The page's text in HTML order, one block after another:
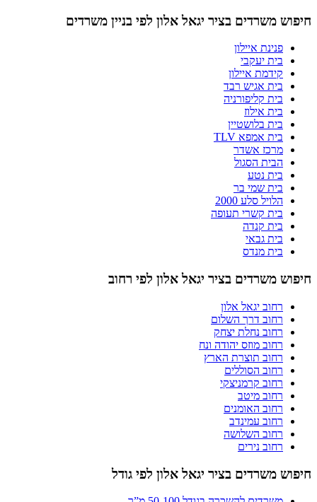
חיפוש משרדים בציר יגאל אלון לפי בניין משרדים
פנינת איילון
בית יעקבי
קידמת איילון
בית אגיש רבד
בית קליפורניה
בית אילוז
בית בלושטיין
בית אמפא TLV
מרכז אשדר
הבית הסגול
בית נטע
בית שמי בר
הלויל סלע 2000
בית קשרי תעופה
בית קנדה
בית גבאי
בית מנדס
חיפוש משרדים בציר יגאל אלון לפי רחוב
רחוב יגאל אלון
רחוב דרך השלום
רחוב נחלת יצחק
רחוב מוזס יהודה ונח
רחוב תוצרת הארץ
רחוב הסוללים
רחוב קרמניצקי
רחוב מיטב
רחוב האומנים
רחוב עמינדב
רחוב השלושה
רחוב נירים
חיפוש משרדים בציר יגאל אלון לפי גודל